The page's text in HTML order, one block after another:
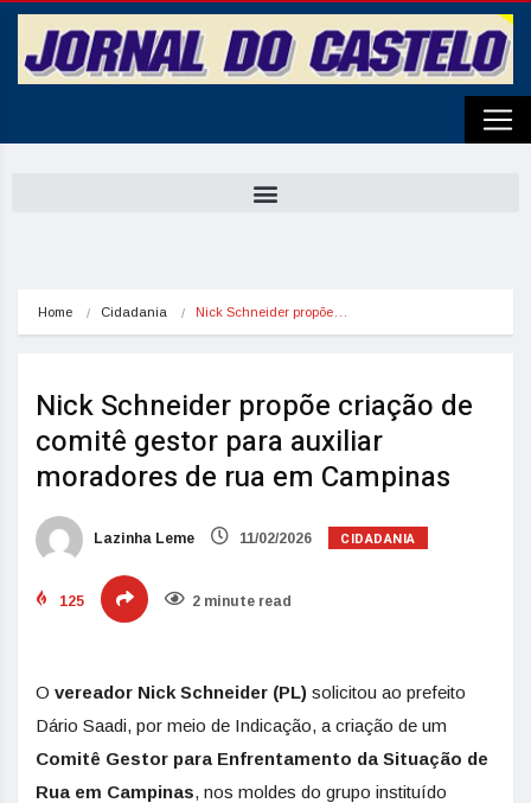
Home Cidadania Nick Schneider propõe…
Nick Schneider propõe criação de
comitê gestor para auxiliar
moradores de rua em Campinas
Lazinha Leme 11/02/2026 CIDADANIA
125 2 minute read
O vereador Nick Schneider (PL) solicitou ao prefeito
Dário Saadi, por meio de Indicação, a criação de um
Comitê Gestor para Enfrentamento da Situação de
Rua em Campinas, nos moldes do grupo instituído